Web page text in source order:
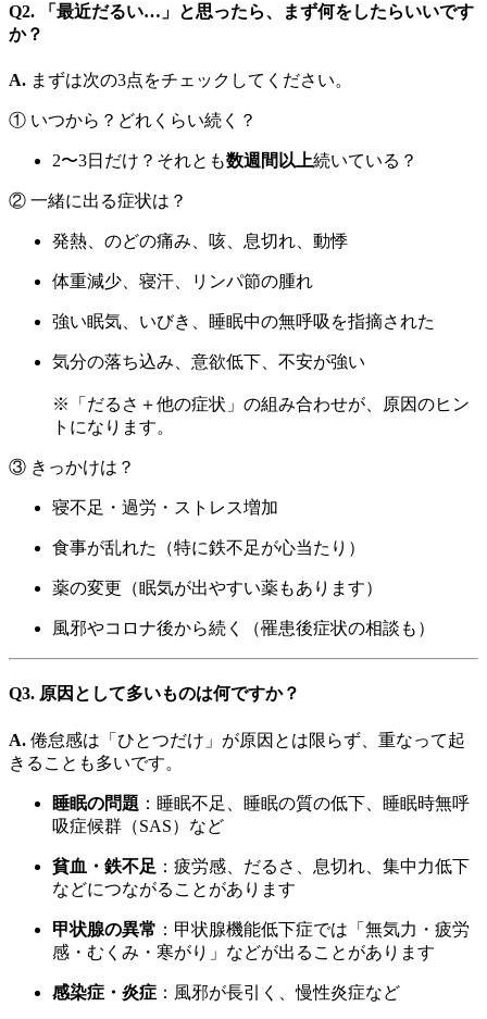
Q2. 「最近だるい…」と思ったら、まず何をしたらいいです
か？
A. まずは次の3点をチェックしてください。
① いつから？どれくらい続く？
2〜3日だけ？それとも数週間以上続いている？
② 一緒に出る症状は？
発熱、のどの痛み、咳、息切れ、動悸
体重減少、寝汗、リンパ節の腫れ
強い眠気、いびき、睡眠中の無呼吸を指摘された
気分の落ち込み、意欲低下、不安が強い
※「だるさ＋他の症状」の組み合わせが、原因のヒン
トになります。
③ きっかけは？
寝不足・過労・ストレス増加
食事が乱れた（特に鉄不足が心当たり）
薬の変更（眠気が出やすい薬もあります）
風邪やコロナ後から続く（罹患後症状の相談も）
Q3. 原因として多いものは何ですか？
A. 倦怠感は「ひとつだけ」が原因とは限らず、重なって起
きることも多いです。
睡眠の問題 ：睡眠不足、睡眠の質の低下、睡眠時無呼
吸症候群（SAS）など
貧血・鉄不足 ：疲労感、だるさ、息切れ、集中力低下
などにつながることがあります
甲状腺の異常 ：甲状腺機能低下症では「無気力・疲労
感・むくみ・寒がり」などが出ることがあります
感染症・炎症 ：風邪が長引く、慢性炎症など